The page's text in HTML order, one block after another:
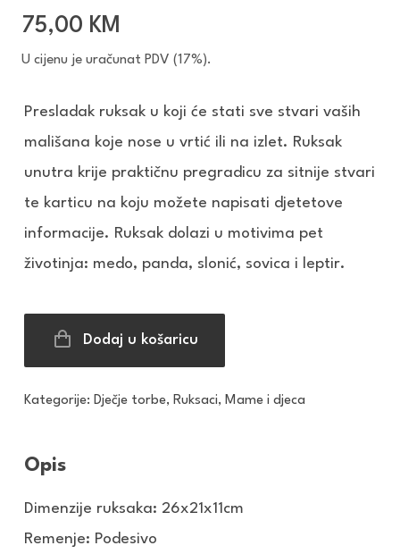
75,00 KM
U cijenu je uračunat PDV (17%).
Presladak ruksak u koji će stati sve stvari vaših
mališana koje nose u vrtić ili na izlet. Ruksak
unutra krije praktičnu pregradicu za sitnije stvari
te karticu na koju možete napisati djetetove
informacije. Ruksak dolazi u motivima pet
životinja: medo, panda, slonić, sovica i leptir.
Dodaj u košaricu
Kategorije: Dječje torbe, Ruksaci, Mame i djeca
Opis
Dimenzije ruksaka: 26x21x11cm
Remenje: Podesivo